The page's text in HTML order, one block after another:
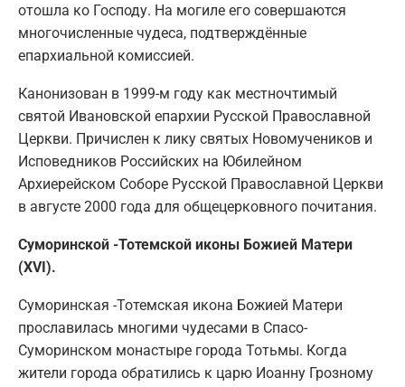
отошла ко Господу. На могиле его совершаются
многочисленные чудеса, подтверждённые
епархиальной комиссией.
Канонизован в 1999-м году как местночтимый
святой Ивановской епархии Русской Православной
Церкви. Причислен к лику святых Новомучеников и
Исповедников Российских на Юбилейном
Архиерейском Соборе Русской Православной Церкви
в августе 2000 года для общецерковного почитания.
Суморинской -Тотемской иконы Божией Матери
(XVI).
Суморинская -Тотемская икона Божией Матери
прославилась многими чудесами в Спасо-
Суморинском монастыре города Тотьмы. Когда
жители города обратились к царю Иоанну Грозному